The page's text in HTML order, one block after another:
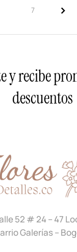
7 >
y recibe
descuentos
52 # 24 – 47
Galerías –